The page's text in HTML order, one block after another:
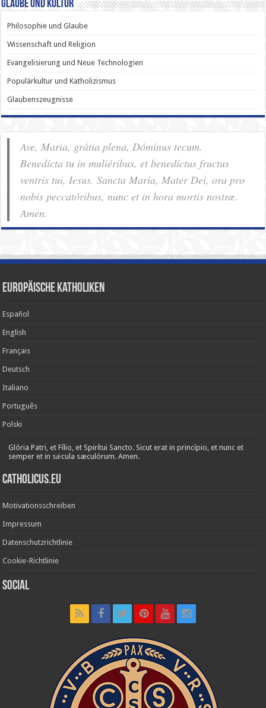
Glaube und Kultur
Philosophie und Glaube
Wissenschaft und Religion
Evangelisierung und Neue Technologien
Populärkultur und Katholizismus
Glaubenszeugnisse
Ave, Maria, grátia plena, Dóminus tecum.
Benedícta tu in muliéribus, et benedíctus fructus
ventris tui, Iesus. Sancta Maria, Mater Dei, ora pro
nobis pec­ca­tóribus, nunc et in hora mortis nostræ.
Amen.
Europäische Katholiken
Español
English
Français
Deutsch
Italiano
Português
Polski
Glória Patri, et Fílio, et Spirítui Sancto. Sicut erat in princípio, et nunc et
semper et in sǽcula sæculórum. Amen.
Catholicus.eu
Motivationsschreiben
Impressum
Datenschutzrichtlinie
Cookie-Richtlinie
Social